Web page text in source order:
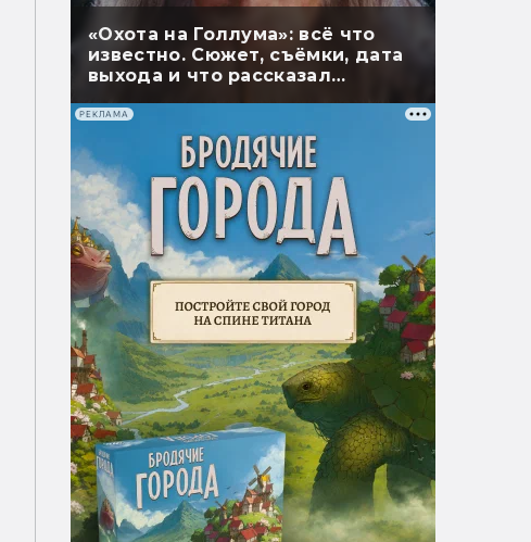
«Охота на Голлума»: всё что
известно. Сюжет, съёмки, дата
выхода и что рассказал
РЕКЛАМА